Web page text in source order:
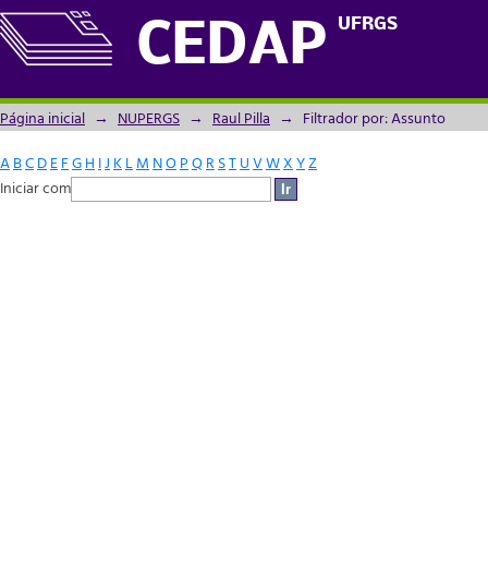
CEDAP UFRGS
Filtrador por: Assunto
Página inicial → NUPERGS → Raul Pilla → Filtrador por: Assunto
ABCDEFGH IJ KLM NOPQRSTUVWXYZ
Iniciar com